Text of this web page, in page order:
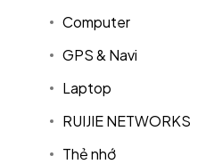
Computer
GPS & Navi
Laptop
RUIJIE NETWORKS
Thẻ nhớ